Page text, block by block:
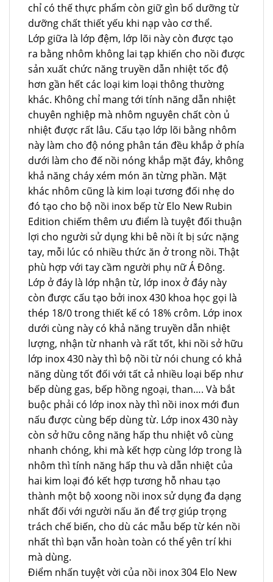
chỉ có thế thực phẩm còn giữ gìn bổ dưỡng từ
dưỡng chất thiết yếu khi nạp vào cơ thể.
Lớp giữa là lớp đệm, lớp lõi này còn được tạo
ra bằng nhôm không lai tạp khiến cho nồi được
sản xuất chức năng truyền dẫn nhiệt tốc độ
hơn gần hết các loại kim loại thông thường
khác. Không chỉ mang tới tính năng dẫn nhiệt
chuyên nghiệp mà nhôm nguyên chất còn ủ
nhiệt được rất lâu. Cấu tạo lớp lõi bằng nhôm
này làm cho độ nóng phân tán đều khắp ở phía
dưới làm cho đế nồi nóng khắp mặt đáy, không
khả năng cháy xém món ăn từng phần. Mặt
khác nhôm cũng là kim loại tương đối nhẹ do
đó tạo cho bộ nồi inox bếp từ Elo New Rubin
Edition chiếm thêm ưu điểm là tuyệt đối thuận
lợi cho người sử dụng khi bê nồi ít bị sức nặng
tay, mỗi lúc có nhiều thức ăn ở trong nồi. Thật
phù hợp với tay cầm người phụ nữ Á Đông.
Lớp ở đáy là lớp nhận từ, lớp inox ở đáy này
còn được cấu tạo bởi inox 430 khoa học gọi là
thép 18/0 trong thiết kế có 18% crôm. Lớp inox
dưới cùng này có khả năng truyền dẫn nhiệt
lượng, nhận từ nhanh và rất tốt, khi nồi sở hữu
lớp inox 430 này thì bộ nồi từ nói chung có khả
năng dùng tốt đối với tất cả nhiều loại bếp như
bếp dùng gas, bếp hồng ngoại, than…. Và bắt
buộc phải có lớp inox này thì nồi inox mới đun
nấu được cùng bếp dùng từ. Lớp inox 430 này
còn sở hữu công năng hấp thu nhiệt vô cùng
nhanh chóng, khi mà kết hợp cùng lớp trong là
nhôm thì tính năng hấp thu và dẫn nhiệt của
hai kim loại đó kết hợp tương hỗ nhau tạo
thành một bộ xoong nồi inox sử dụng đa dạng
nhất đối với người nấu ăn để trợ giúp trọng
trách chế biến, cho dù các mẫu bếp từ kén nồi
nhất thì bạn vẫn hoàn toàn có thể yên trí khi
mà dùng.
Điểm nhấn tuyệt vời của nồi inox 304 Elo New